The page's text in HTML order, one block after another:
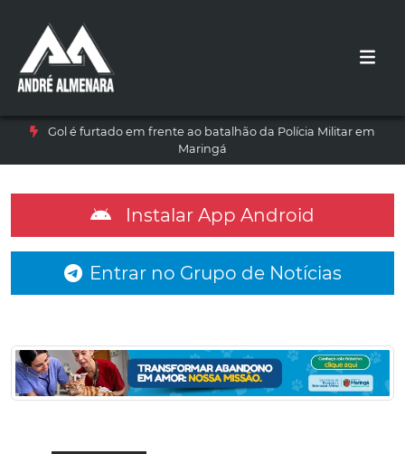
Gol é furtado em frente ao batalhão da Polícia Militar em
Maringá
Instalar App Android
Entrar no Grupo de Notícias